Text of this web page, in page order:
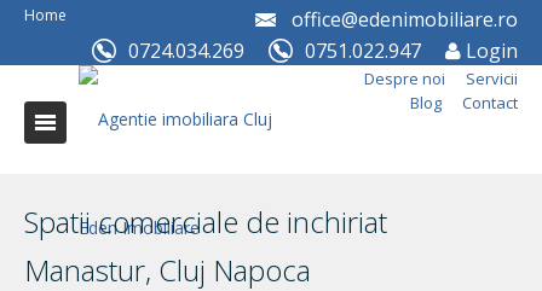
Home
office@edenimobiliare.ro
0724.034.269
0751.022.947 Login
Despre noi
Servicii
Blog
Contact
Spatii comerciale de inchiriat
Manastur, Cluj Napoca